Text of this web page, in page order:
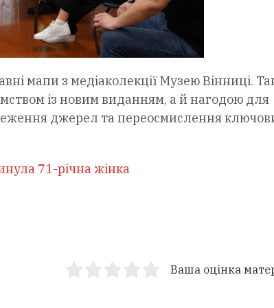
мапи з медіаколекції Музею Вінниці.
із новим виданням, а й нагодою для
джерел та переосмислення
71-річна жінка
Ваша оцінка